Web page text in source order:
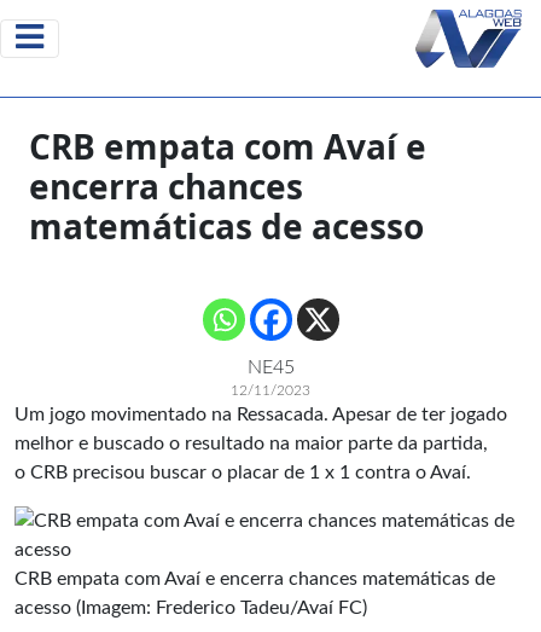
CRB empata com Avaí e
encerra chances
matemáticas de acesso
NE45
12/11/2023
Um jogo movimentado na Ressacada. Apesar de ter jogado
melhor e buscado o resultado na maior parte da partida,
o CRB precisou buscar o placar de 1 x 1 contra o Avaí.
CRB empata com Avaí e encerra chances matemáticas de
acesso (Imagem: Frederico Tadeu/Avaí FC)